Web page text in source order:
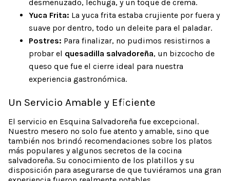
desmenuzado, lechuga, y un toque de crema.
Yuca Frita: La yuca frita estaba crujiente por fuera y
suave por dentro, todo un deleite para el paladar.
Postres: Para finalizar, no pudimos resistirnos a
probar el quesadilla salvadoreña, un bizcocho de
queso que fue el cierre ideal para nuestra
experiencia gastronómica.
Un Servicio Amable y Eficiente
El servicio en Esquina Salvadoreña fue excepcional.
Nuestro mesero no solo fue atento y amable, sino que
también nos brindó recomendaciones sobre los platos
más populares y algunos secretos de la cocina
salvadoreña. Su conocimiento de los platillos y su
disposición para asegurarse de que tuviéramos una gran